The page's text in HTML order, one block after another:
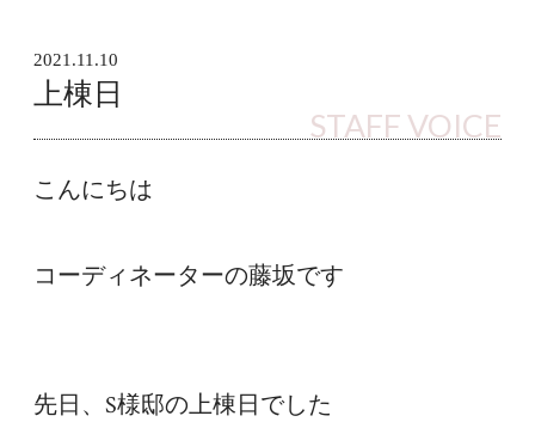
2021.11.10
上棟日
STAFF VOICE
こんにちは
コーディネーターの藤坂です
先日、S様邸の上棟日でした